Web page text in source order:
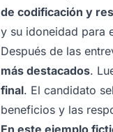
de codificación y
y su idoneidad para
Después de las
más destacados.
final. El candidato
beneficios y las
En este ejemplo